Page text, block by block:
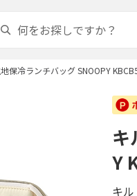
保冷ランチバッグ SNOOPY
キ
Y
キ